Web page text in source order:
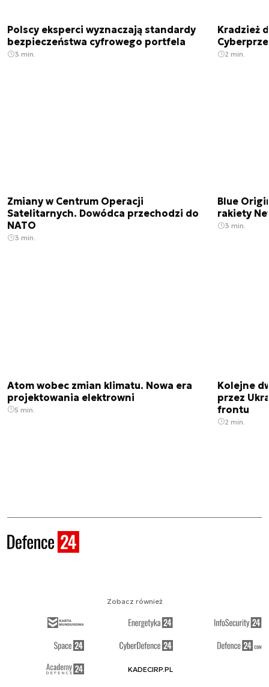
Polscy eksperci wyznaczają standardy
bezpieczeństwa cyfrowego portfela
3 min.
Kradzież
2 min.
Zmiany w Centrum Operacji
Satelitarnych. Dowódca przechodzi do
NATO
3 min.
Blue
rakiety
3 min.
Atom wobec zmian klimatu. Nowa era
projektowania elektrowni
5 min.
Kolejne
przez
frontu
2 min.
Zobacz również
KADECIRP.PL